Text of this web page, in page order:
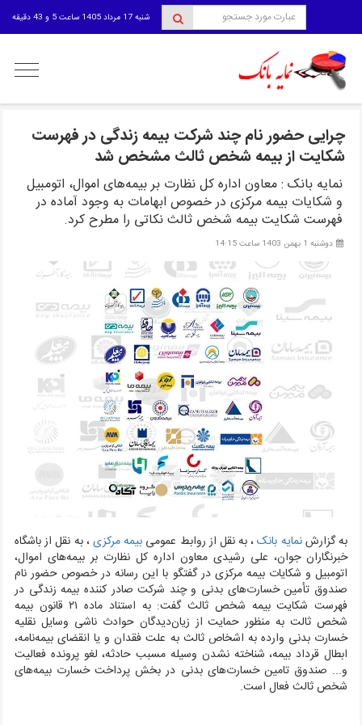
شنبه 17 مرداد 1405 ساعت 5 و 43 دقیقه
منوی
چرایی حضور نام چند شرکت بیمه زندگی در فهرست
شکایت از بیمه شخص ثالث مشخص شد
نمایه بانک : معاون اداره کل نظارت بر بیمه‌های اموال، اتومبیل
و شکایات بیمه مرکزی در خصوص ابهامات به وجود آماده در
فهرست شکایت بیمه شخص ثالث نکاتی را مطرح کرد.
دوشنبه 1 بهمن 1403 ساعت 14:15
به گزارشنمایه بانک، به نقل از روابط عمومیبیمه مرکزی،به نقل از باشگاه
خبرنگاران جوان، علی رشیدی معاون اداره کل نظارت بر بیمه‌های اموال،
اتومبیل و شکایات بیمه مرکزی در گفتگو با این رسانه در خصوص حضور نام
صندوق تأمین خسارت‌های بدنی و چند شرکت صادر کننده بیمه زندگی در
فهرست شکایت بیمه شخص ثالث گفت: به استناد ماده ۲۱ قانون بیمه
شخص ثالت به منظور حمایت از زیان‌دیدگان حوادث ناشی وسایل نقلیه
خسارت بدنی وارده به اشخاص ثالث به علت فقدان و یا انقضای بیمه‌نامه،
ابطال قرداد بیمه، شناخته نشدن وسیله مسبب حادثه، لغو پرونده فعالیت
و... صندوق تامین خسارت‌های بدنی در بخش پرداخت خسارت بیمه‌های
شخص ثالث فعال است.